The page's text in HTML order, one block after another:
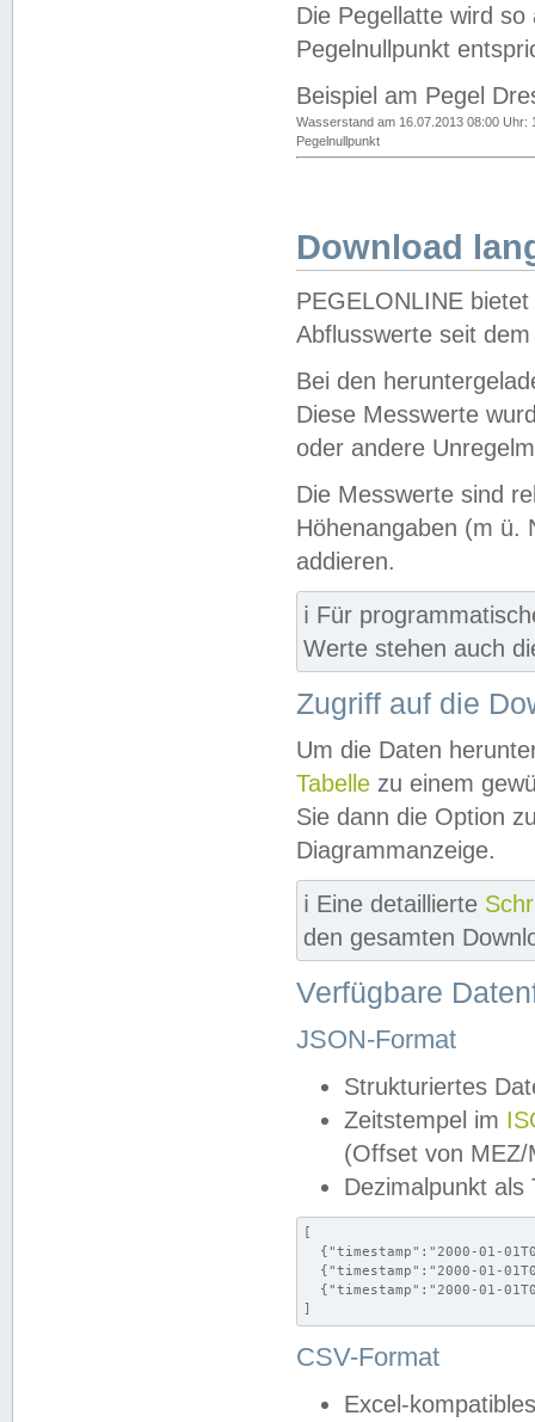
Die Pegellatte wird
Pegelnullpunkt
Beispiel am Pegel
Wasserstand am 16.07.2013 08:00 Uhr:
Pegelnullpunkt
Download
PEGELONLINE
Abflusswerte seit
Bei den
Diese Messwerte
oder andere
Die Messwerte sind
Höhenangaben (m ü.
addieren.
ℹ️ Für
Werte stehen auch
Zugriff auf die
Um die Daten
Tabelle zu einem
Sie dann die Option
Diagrammanzeige.
ℹ️ Eine detaillierte
den gesamten
Verfügbare
JSON-Format
Strukturiertes
Zeitstempel im
(Offset von MEZ/
Dezimalpunkt als
[
{"timestamp":"2000-01-
{"timestamp":"2000-01-
{"timestamp":"2000-01-
]
CSV-Format
Excel-